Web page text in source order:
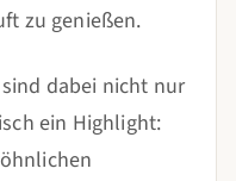
zu genießen.
dabei nicht nur
ein Highlight: